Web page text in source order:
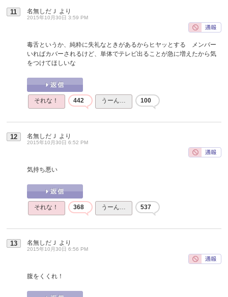
11 名無しだＪ より
2015年10月30日 3:59 PM
毒舌というか、純粋に失礼なときがあるからヒヤッとする メンバー
いればカバーされるけど、単体でテレビ出ることが急に増えたから気
をつけてほしいな
それな！ 442 うーん… 100
12 名無しだＪ より
2015年10月30日 6:52 PM
気持ち悪い
それな！ 368 うーん… 537
13 名無しだＪ より
2015年10月30日 6:56 PM
腹をくくれ！